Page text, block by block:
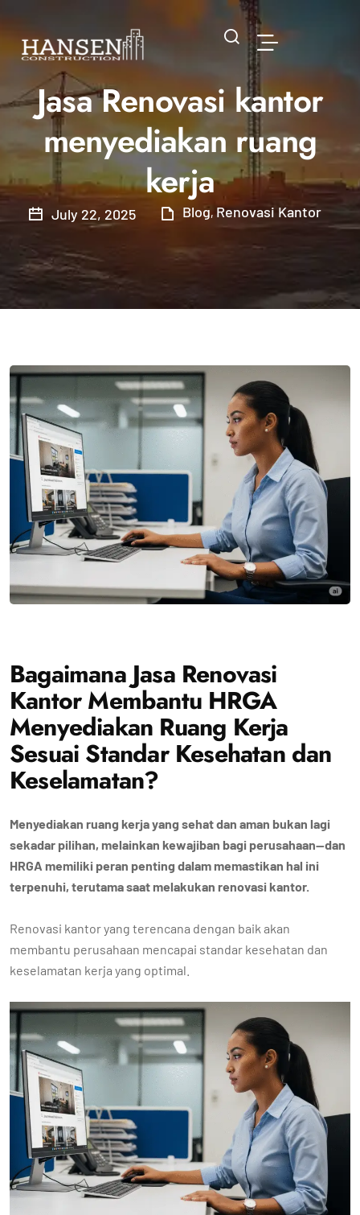
Jasa Renovasi kantor
menyediakan ruang
kerja
July 22, 2025 Blog, Renovasi Kantor
Bagaimana Jasa Renovasi
Kantor Membantu HRGA
Menyediakan Ruang Kerja
Sesuai Standar Kesehatan dan
Keselamatan?
Menyediakan ruang kerja yang sehat dan aman bukan lagi
sekadar pilihan, melainkan kewajiban bagi perusahaan—dan
HRGA memiliki peran penting dalam memastikan hal ini
terpenuhi, terutama saat melakukan renovasi kantor.
Renovasi kantor yang terencana dengan baik akan
membantu perusahaan mencapai standar kesehatan dan
keselamatan kerja yang optimal.